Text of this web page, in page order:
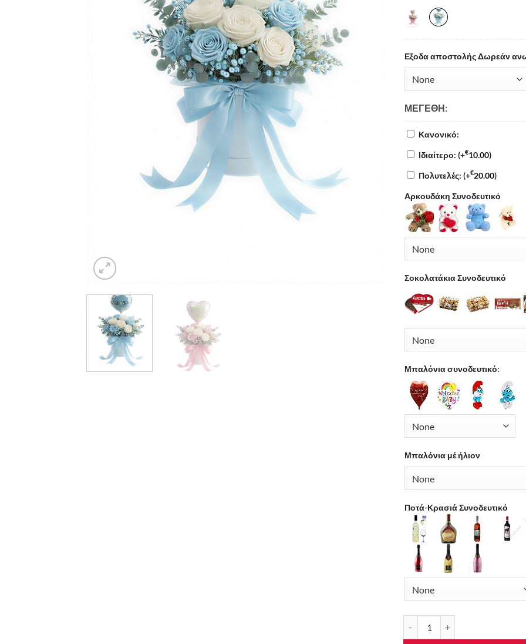
Εξοδα αποστολής Δωρεάν
ΜΕΓΈΘΗ:
Κανονικό:
Ιδιαίτερο: (+€10.00)
Πολυτελές: (+€20.00)
Αρκουδάκη Συνοδευτικό
Σοκολατάκια Συνοδευτικό
Μπαλόνια συνοδευτικό:
Μπαλόνια μέ ήλιον
Ποτά-Κρασιά Συνοδευτικό